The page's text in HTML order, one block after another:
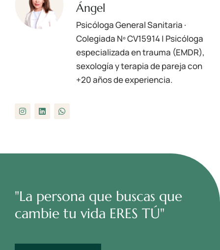
Ángel
Psicóloga General Sanitaria ·
Colegiada NºCV15914| Psicóloga
especializada en trauma (EMDR),
sexología y terapia de pareja con
+20 años de experiencia.
"La persona que buscas que
cambie tu vida ERES TÚ"